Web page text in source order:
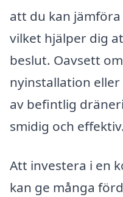
att du kan
vilket hjälper dig
beslut. Oavsett
nyinstallation
av befintlig
smidig och effektiv.
Att investera i en
kan ge många